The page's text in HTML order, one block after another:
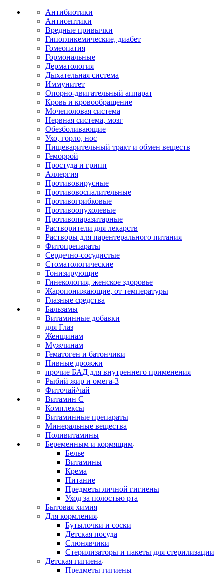
Антибиотики
Антисептики
Вредные привычки
Гипогликемические, диабет
Гомеопатия
Гормональные
Дерматология
Дыхательная система
Иммунитет
Опорно-двигательный аппарат
Кровь и кровообращение
Мочеполовая система
Нервная система, мозг
Обезболивающие
Ухо, горло, нос
Пищеварительный тракт и обмен веществ
Геморрой
Простуда и грипп
Аллергия
Противовирусные
Противовоспалительные
Противогрибковые
Противоопухолевые
Противопаразитарные
Растворители для лекарств
Растворы для парентерального питания
Фитопрепараты
Сердечно-сосудистые
Стоматологические
Тонизирующие
Гинекология, женское здоровье
Жаропонижающие, от температуры
Глазные средства
Бальзамы
Витаминные добавки
для Глаз
Женщинам
Мужчинам
Гематоген и батончики
Пивные дрожжи
прочие БАД для внутреннего применения
Рыбий жир и омега-3
Фиточай/чай
Витамин С
Комплексы
Витаминные препараты
Минеральные вещества
Поливитамины
Беременным и кормящим
Белье
Витамины
Крема
Питание
Предметы личной гигиены
Уход за полостью рта
Бытовая химия
Для кормления
Бутылочки и соски
Детская посуда
Слюнявчики
Стерилизаторы и пакеты для стерилизации
Детская гигиена
Предметы гигиены